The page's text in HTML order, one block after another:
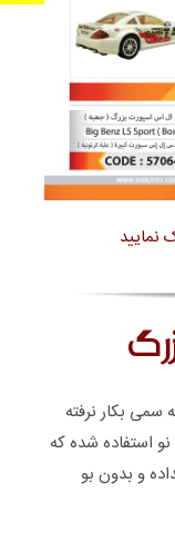
نمایید
سمی بکار نرفته
استفاده شده که
و بدون بو